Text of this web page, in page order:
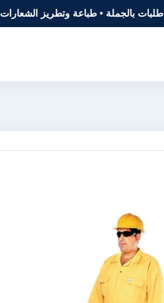
بالجملة • طباعة وتطريز الشعارات